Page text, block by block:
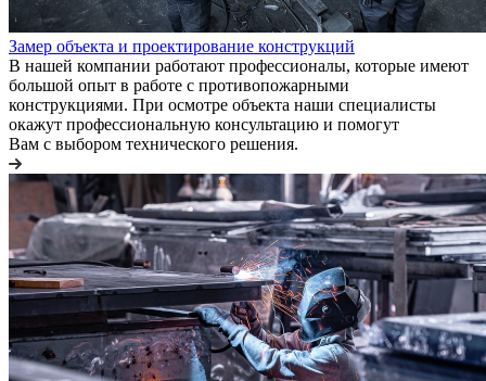
Замер объекта и проектирование конструкций
В нашей компании работают профессионалы, которые имеют
большой опыт в работе с противопожарными
конструкциями. При осмотре объекта наши специалисты
окажут профессиональную консультацию и помогут
Вам с выбором технического решения.